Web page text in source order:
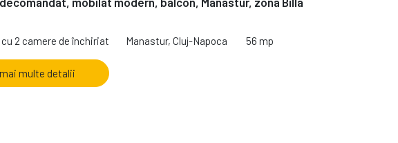
2 camere de închiriat Manastur, Cluj-Napoca 56 mp
multe detalii